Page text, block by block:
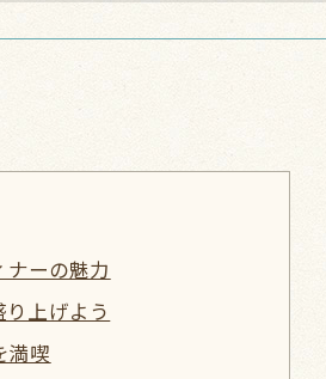
ーの魅力
上げよう
満喫